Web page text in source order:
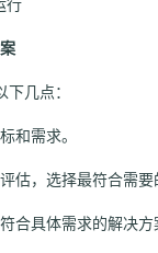
行
几点：
和需求。
估，选择最符合需要
合具体需求的解决方